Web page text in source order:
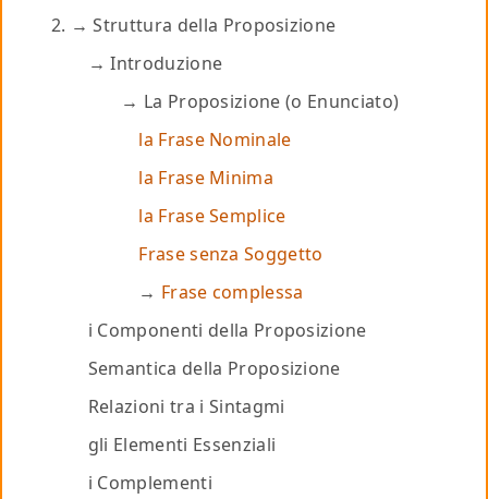
Struttura della Proposizione
Introduzione
La Proposizione (o Enunciato)
la Frase Nominale
la Frase Minima
la Frase Semplice
Frase senza Soggetto
Frase complessa
i Componenti della Proposizione
Semantica della Proposizione
Relazioni tra i Sintagmi
gli Elementi Essenziali
i Complementi